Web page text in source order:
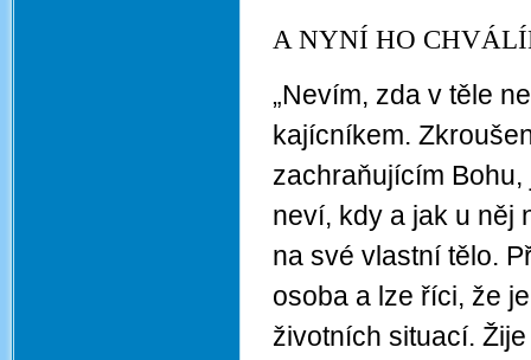
A NYNÍ HO
„Nevím, zda v těle
kajícníkem.
zachraňujícím
neví, kdy a jak u něj
na své vlastní tělo.
osoba a lze říci, že
životních situací.